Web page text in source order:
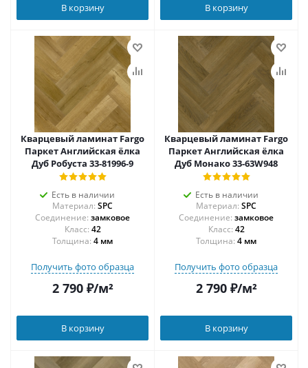
В корзину В корзину
Кварцевый ламинат Fargo
Паркет Английская ёлка
Дуб Робуста 33-81996-9
Есть в наличии
Материал: SPC
Соединение: замковое
42
Толщина: 4 мм
Получить фото образца
2 790₽/м²
В корзину
Кварцевый ламинат Fargo
Паркет Английская ёлка
Дуб Монако 33-63W948
Есть в наличии
Материал: SPC
Соединение: замковое
42
Толщина: 4 мм
Получить фото образца
2 790₽/м²
В корзину